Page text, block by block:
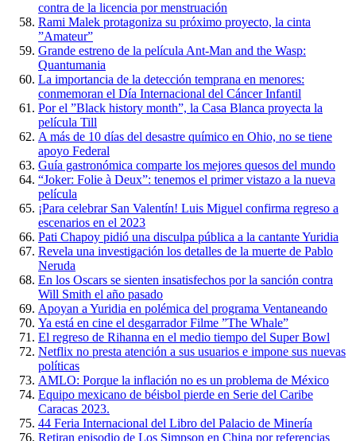
contra de la licencia por menstruación
Rami Malek protagoniza su próximo proyecto, la cinta
”Amateur”
Grande estreno de la película Ant-Man and the Wasp:
Quantumania
La importancia de la detección temprana en menores:
conmemoran el Día Internacional del Cáncer Infantil
Por el ”Black history month”, la Casa Blanca proyecta la
película Till
A más de 10 días del desastre químico en Ohio, no se tiene
apoyo Federal
Guía gastronómica comparte los mejores quesos del mundo
“Joker: Folie à Deux”: tenemos el primer vistazo a la nueva
película
¡Para celebrar San Valentín! Luis Miguel confirma regreso a
escenarios en el 2023
Pati Chapoy pidió una disculpa pública a la cantante Yuridia
Revela una investigación los detalles de la muerte de Pablo
Neruda
En los Oscars se sienten insatisfechos por la sanción contra
Will Smith el año pasado
Apoyan a Yuridia en polémica del programa Ventaneando
Ya está en cine el desgarrador Filme ”The Whale”
El regreso de Rihanna en el medio tiempo del Super Bowl
Netflix no presta atención a sus usuarios e impone sus nuevas
políticas
AMLO: Porque la inflación no es un problema de México
Equipo mexicano de béisbol pierde en Serie del Caribe
Caracas 2023.
44 Feria Internacional del Libro del Palacio de Minería
Retiran episodio de Los Simpson en China por referencias